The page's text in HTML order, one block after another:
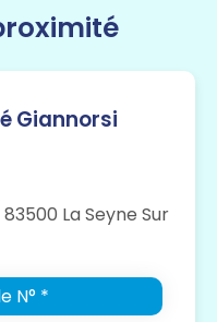
Giannorsi
La Seyne Sur
N° *